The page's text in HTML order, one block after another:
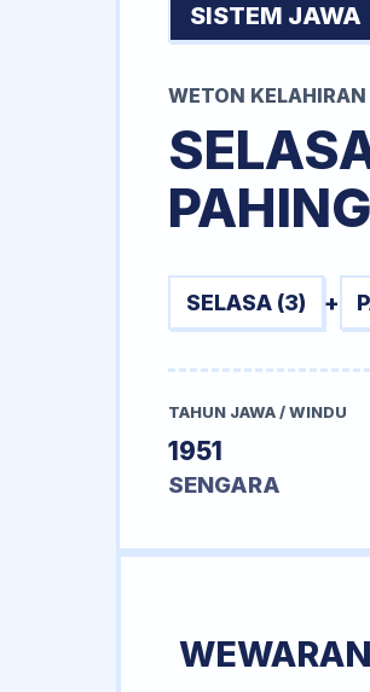
SISTEM JAWA
WETON KELAHIRAN
PAHING
SELASA (3) +
TAHUN JAWA / WINDU
1951
SENGARA